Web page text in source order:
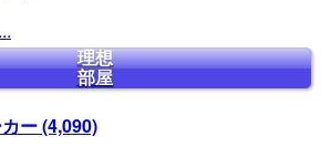
...
理想
部屋
ー(4,090)